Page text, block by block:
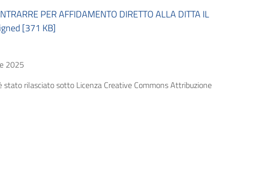
PER AFFIDAMENTO DIRETTO ALLA DITTA IL
[371 KB]
2025
rilasciato sotto Licenza Creative Commons Attribuzione